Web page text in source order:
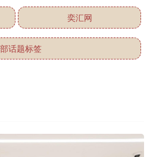
奕汇网
话题标签